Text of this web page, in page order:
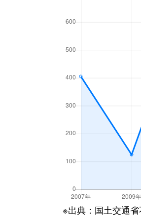
※出典：国土交通